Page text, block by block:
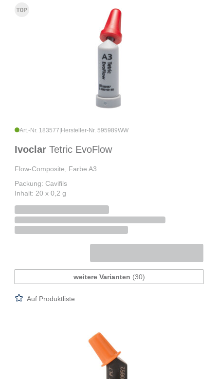
Art.-Nr. 183577 Hersteller-Nr. 595989WW
Ivoclar Tetric EvoFlow
Flow-Composite, Farbe A3
Packung: Cavifils
Inhalt: 20 x 0,2 g
weitere Varianten (30)
Auf Produktliste